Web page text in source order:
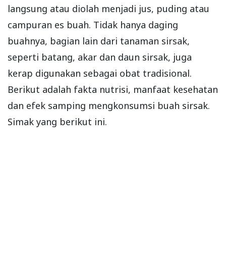
langsung atau diolah menjadi jus, puding atau
campuran es buah. Tidak hanya daging
buahnya, bagian lain dari tanaman sirsak,
seperti batang, akar dan daun sirsak, juga
kerap digunakan sebagai obat tradisional.
Berikut adalah fakta nutrisi, manfaat kesehatan
dan efek samping mengkonsumsi buah sirsak.
Simak yang berikut ini.